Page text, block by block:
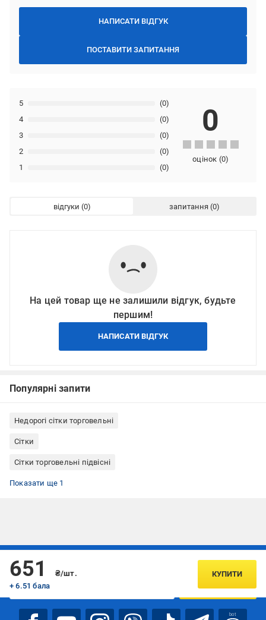
НАПИСАТИ ВІДГУК
ПОСТАВИТИ ЗАПИТАННЯ
1 (0)
2 (0)
3 (0)
4 (0)
5 (0)
0
оцінок (0)
відгуки запитання
На цей товар ще не залишили відгук, будьте
першим!
НАПИСАТИ ВІДГУК
Популярні запити
Недорогі сітки торговельні
Сітки
Сітки торговельні підвісні
Сітки торговельні Альтерн
Показати ще 1
651
₴/шт.
+ 6.51 бала
КУПИТИ
Підписуйтесь, щоб дізнаватись першим про акції та пропозиції
ПІДПИСАТИСЯ
bot